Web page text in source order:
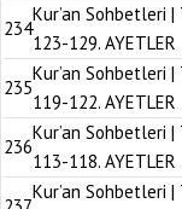
234
Kur’an Sohbetleri |
123-129. AYETLER
235
Kur’an Sohbetleri |
119-122. AYETLER
236
Kur’an Sohbetleri |
113-118. AYETLER
Kur’an Sohbetleri |